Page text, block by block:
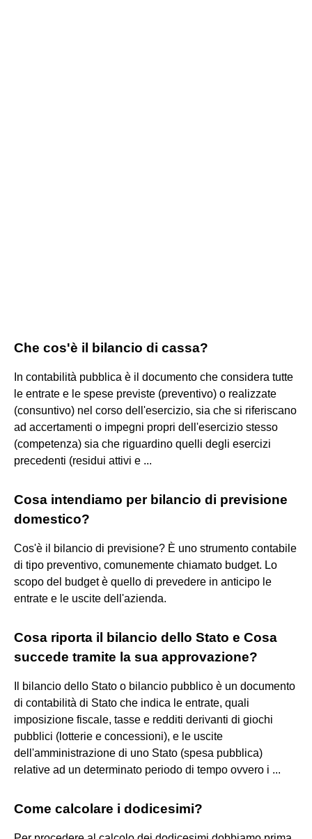
Che cos'è il bilancio di cassa?
In contabilità pubblica è il documento che considera tutte
le entrate e le spese previste (preventivo) o realizzate
(consuntivo) nel corso dell'esercizio, sia che si riferiscano
ad accertamenti o impegni propri dell'esercizio stesso
(competenza) sia che riguardino quelli degli esercizi
precedenti (residui attivi e ...
Cosa intendiamo per bilancio di previsione
domestico?
Cos'è il bilancio di previsione? È uno strumento contabile
di tipo preventivo, comunemente chiamato budget. Lo
scopo del budget è quello di prevedere in anticipo le
entrate e le uscite dell'azienda.
Cosa riporta il bilancio dello Stato e Cosa
succede tramite la sua approvazione?
Il bilancio dello Stato o bilancio pubblico è un documento
di contabilità di Stato che indica le entrate, quali
imposizione fiscale, tasse e redditi derivanti di giochi
pubblici (lotterie e concessioni), e le uscite
dell'amministrazione di uno Stato (spesa pubblica)
relative ad un determinato periodo di tempo ovvero i ...
Come calcolare i dodicesimi?